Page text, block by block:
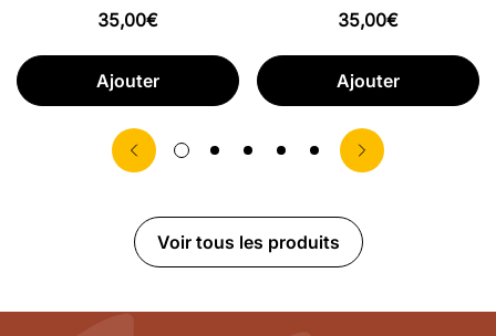
Prix
habituel
35,00€
Ajouter
Prix
habituel
35,00€
Ajouter
Voir tous les produits